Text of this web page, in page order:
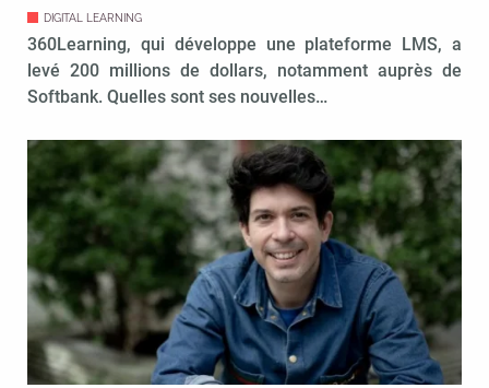
DIGITAL LEARNING
360Learning, qui développe une plateforme LMS, a
levé 200 millions de dollars, notamment auprès de
Softbank. Quelles sont ses nouvelles…